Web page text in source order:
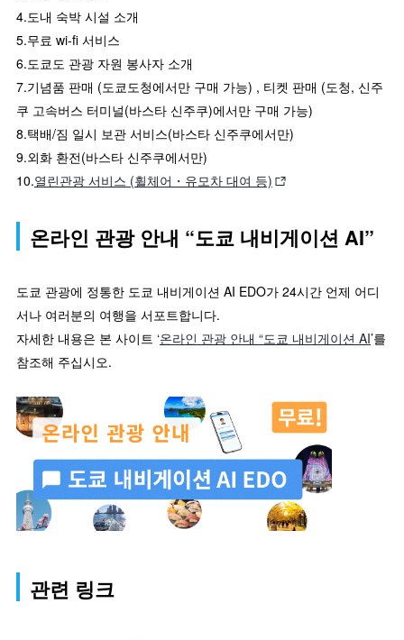
4.도내 숙박 시설 소개
5.무료 wi-fi 서비스
6.도쿄도 관광 자원 봉사자 소개
7.기념품 판매 (도쿄도청에서만 구매 가능) , 티켓 판매 (도청, 신주
쿠 고속버스 터미널(바스타 신주쿠)에서만 구매 가능)
8.택배/짐 일시 보관 서비스(바스타 신주쿠에서만)
9.외화 환전(바스타 신주쿠에서만)
10.열린관광 서비스 (휠체어・유모차 대여 등)
온라인 관광 안내 “도쿄 내비게이션 AI”
도쿄 관광에 정통한 도쿄 내비게이션 AI EDO가 24시간 언제 어디
서나 여러분의 여행을 서포트합니다.
자세한 내용은 본 사이트 ‘온라인 관광 안내 “도쿄 내비게이션 AI’를
참조해 주십시오.
관련 링크